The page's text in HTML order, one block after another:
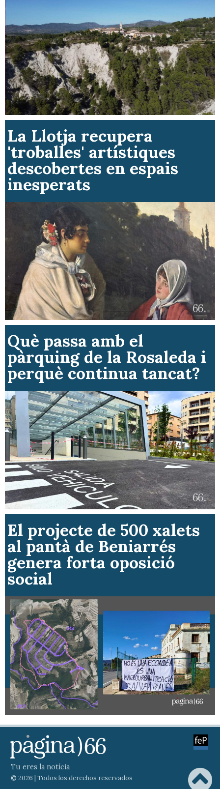
La Llotja recupera
'troballes' artístiques
descobertes en espais
inesperats
Què passa amb el
pàrquing de la Rosaleda i
perquè continua tancat?
El projecte de 500 xalets
al pantà de Beniarrés
genera forta oposició
social
Tu eres la notícia
© 2026 | Todos los derechos reservados